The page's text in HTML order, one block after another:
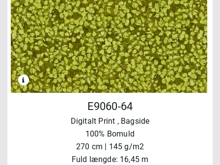
E9060-64
Digitalt Print , Bagside
100% Bomuld
270 cm | 145 g/m2
Fuld længde: 16,45 m